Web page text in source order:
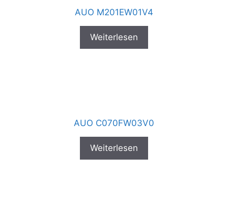
AUO M201EW01V4
Weiterlesen
AUO C070FW03V0
Weiterlesen